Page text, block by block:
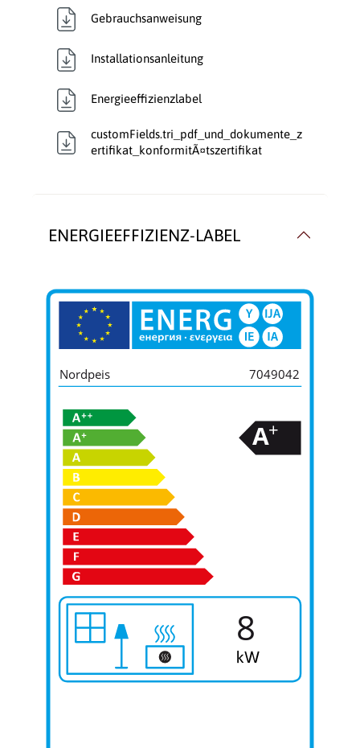
Gebrauchsanweisung
Installationsanleitung
Energieeffizienzlabel
customFields.tri_pdf_und_dokumente_z
ertifikat_konformitÃ¤tszertifikat
ENERGIEEFFIZIENZ-LABEL
Nordpeis 7049042
8
A+